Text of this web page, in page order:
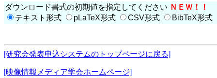
ダウンロード書式の初期値を指定してください ＮＥＷ！！
テキスト形式
pLaTeX形式 CSV形式 BibTeX形式
[研究会発表申込システムのトップページに戻る]
[映像情報メディア学会ホームページ]